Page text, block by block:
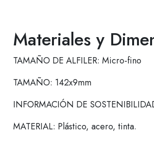
Materiales y
TAMAÑO DE ALFILER: Micro-fino
TAMAÑO: 142x9mm
INFORMACIÓN DE
MATERIAL: Plástico, acero, tinta.